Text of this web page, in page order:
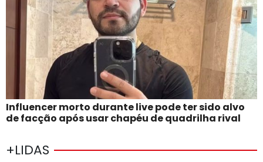
Influencer morto durante live pode ter sido alvo
de facção após usar chapéu de quadrilha rival
+LIDAS